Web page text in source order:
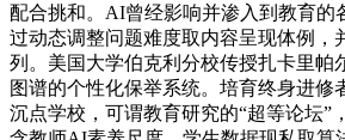
配合挑和。AI曾经影响并渗入到教育的
过动态调整问题难度取内容呈现体例，
列。美国大学伯克利分校传授扎卡里帕
图谱的个性化保举系统。培育终身进修
沉点学校，可谓教育研究的“超等论坛”